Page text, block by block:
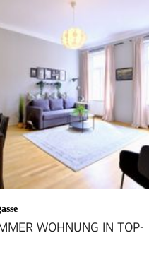
WOHNUNG IN TOP-